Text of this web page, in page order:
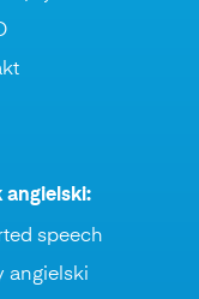
angielski:
speech
angielski